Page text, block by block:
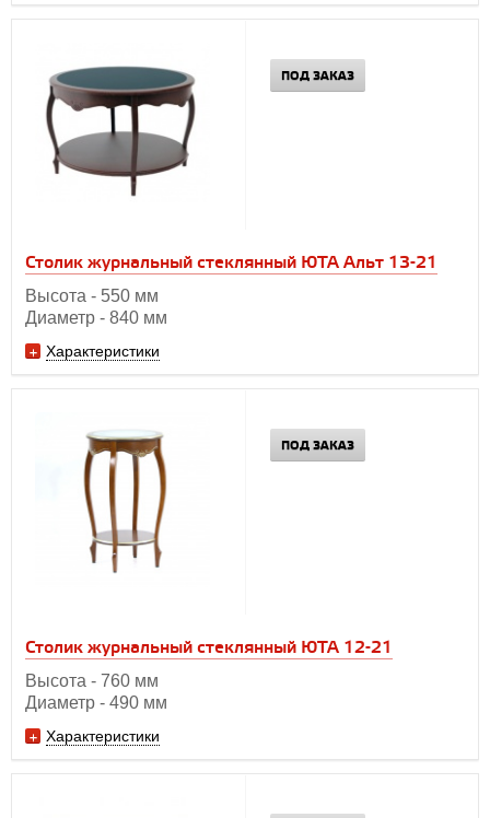
Столик журнальный стеклянный ЮТА Альт 13-21
Высота - 550 мм
Диаметр - 840 мм
Характеристики
ПОД ЗАКАЗ
Столик журнальный стеклянный ЮТА 12-21
Высота - 760 мм
Диаметр - 490 мм
Характеристики
ПОД ЗАКАЗ